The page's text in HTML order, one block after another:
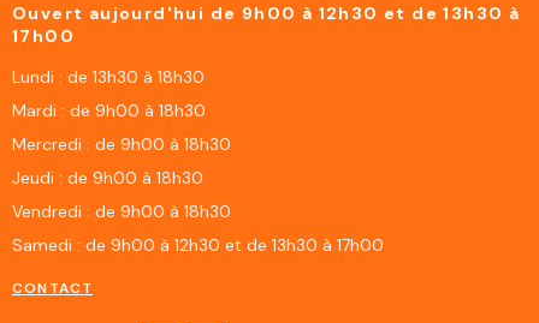
Ouvert aujourd'hui de 9h00 à 12h30 et de 13h30 à
17h00
Lundi : de 13h30 à 18h30
Mardi : de 9h00 à 18h30
Mercredi : de 9h00 à 18h30
Jeudi : de 9h00 à 18h30
Vendredi : de 9h00 à 18h30
Samedi : de 9h00 à 12h30 et de 13h30 à 17h00
CONTACT